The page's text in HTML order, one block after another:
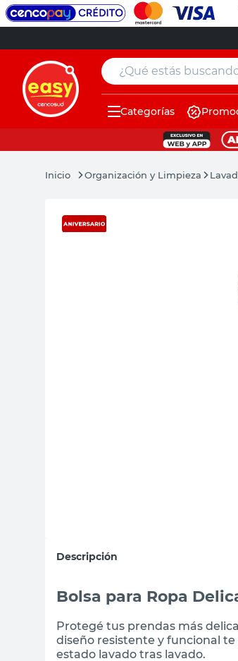
¿Qué estás buscando?
Categorías
Organización y Limpieza
Descripción
Bolsa para Ropa
Protegé tus prendas más
diseño resistente y funcional
estado lavado tras lavado.
muebles